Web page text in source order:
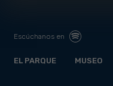
Escúchanos en
EL PARQUE MUSEO